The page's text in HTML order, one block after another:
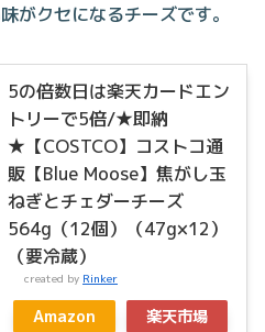
がクセになるチーズです。
5の倍数日は楽天カードエン
トリーで5倍/★即納
★【COSTCO】コストコ通
販【Blue Moose】焦がし玉
ねぎとチェダーチーズ
564g（12個）（47g×12）
（要冷蔵）
created by Rinker
Amazon
楽天市場